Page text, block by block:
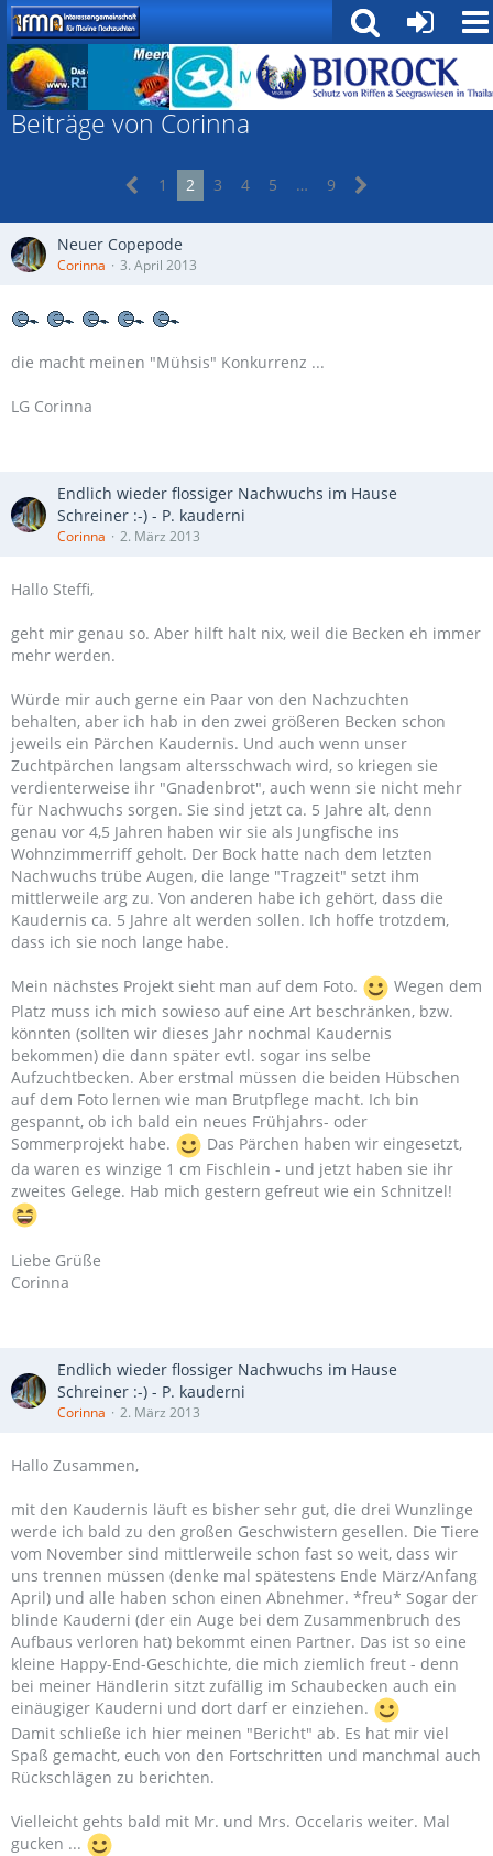
Forum
Beiträge von Corinna
1 2 3 4 5 … 9
Neuer Copepode
Corinna 3. April 2013
die macht meinen "Mühsis" Konkurrenz ...
LG Corinna
Endlich wieder flossiger Nachwuchs im Hause
Schreiner :-) - P. kauderni
Corinna 2. März 2013
Hallo Steffi,
geht mir genau so. Aber hilft halt nix, weil die Becken eh immer
mehr werden.
Würde mir auch gerne ein Paar von den Nachzuchten
behalten, aber ich hab in den zwei größeren Becken schon
jeweils ein Pärchen Kaudernis. Und auch wenn unser
Zuchtpärchen langsam altersschwach wird, so kriegen sie
verdienterweise ihr "Gnadenbrot", auch wenn sie nicht mehr
für Nachwuchs sorgen. Sie sind jetzt ca. 5 Jahre alt, denn
genau vor 4,5 Jahren haben wir sie als Jungfische ins
Wohnzimmerriff geholt. Der Bock hatte nach dem letzten
Nachwuchs trübe Augen, die lange "Tragzeit" setzt ihm
mittlerweile arg zu. Von anderen habe ich gehört, dass die
Kaudernis ca. 5 Jahre alt werden sollen. Ich hoffe trotzdem,
dass ich sie noch lange habe.
Mein nächstes Projekt sieht man auf dem Foto.
Wegen dem
Platz muss ich mich sowieso auf eine Art beschränken, bzw.
könnten (sollten wir dieses Jahr nochmal Kaudernis
bekommen) die dann später evtl. sogar ins selbe
Aufzuchtbecken. Aber erstmal müssen die beiden Hübschen
auf dem Foto lernen wie man Brutpflege macht. Ich bin
gespannt, ob ich bald ein neues Frühjahrs- oder
Sommerprojekt habe.
Das Pärchen haben wir eingesetzt,
da waren es winzige 1 cm Fischlein - und jetzt haben sie ihr
zweites Gelege. Hab mich gestern gefreut wie ein Schnitzel!
Liebe Grüße
Corinna
Endlich wieder flossiger Nachwuchs im Hause
Schreiner :-) - P. kauderni
Corinna 2. März 2013
Hallo Zusammen,
mit den Kaudernis läuft es bisher sehr gut, die drei Wunzlinge
werde ich bald zu den großen Geschwistern gesellen. Die Tiere
vom November sind mittlerweile schon fast so weit, dass wir
uns trennen müssen (denke mal spätestens Ende März/Anfang
April) und alle haben schon einen Abnehmer. *freu* Sogar der
blinde Kauderni (der ein Auge bei dem Zusammenbruch des
Aufbaus verloren hat) bekommt einen Partner. Das ist so eine
kleine Happy-End-Geschichte, die mich ziemlich freut - denn
bei meiner Händlerin sitzt zufällig im Schaubecken auch ein
einäugiger Kauderni und dort darf er einziehen.
Damit schließe ich hier meinen "Bericht" ab. Es hat mir viel
Spaß gemacht, euch von den Fortschritten und manchmal auch
Rückschlägen zu berichten.
Vielleicht gehts bald mit Mr. und Mrs. Occelaris weiter. Mal
gucken ...